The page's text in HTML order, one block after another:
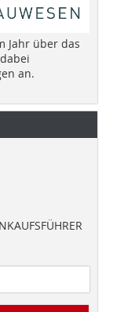
Jahr über das
an.